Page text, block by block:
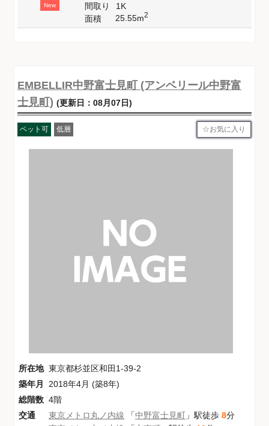
New
間取り
1K
面積
25.55m2
EMBELLIR中野富士見町 (アンベリール中野富
士見町) (更新日：08月07日)
ペット可 低層 お気に入り
所在地 東京都杉並区和田1-39-2
築年月
2018年4月 (築8年)
総階数 4階
交通
東京メトロ丸ノ内線 「中野富士見町 」駅徒歩 8分